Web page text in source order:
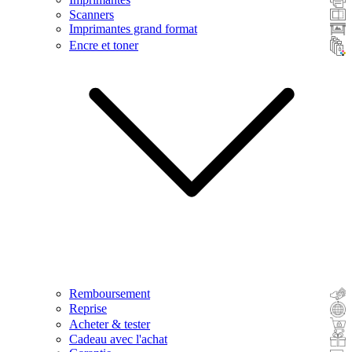
Scanners
Imprimantes grand format
Encre et toner
Remboursement
Reprise
Acheter & tester
Cadeau avec l'achat